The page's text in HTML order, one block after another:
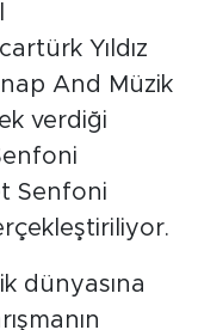
Yıldız
And Müzik
verdiği
Senfoni
dünyasına